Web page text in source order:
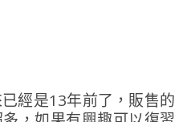
經是13年前了，販售的